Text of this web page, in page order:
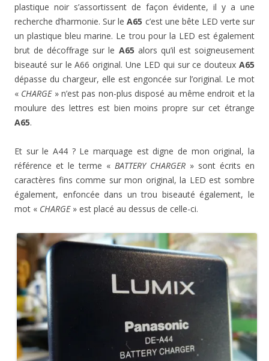
plastique noir s’assortissent de façon évidente, il y a une
recherche d’harmonie. Sur leA65 c’est une bête LED verte sur
un plastique bleu marine. Le trou pour la LED est également
brut de décoffrage sur le A65 alors qu’il est soigneusement
biseauté sur le A66 original. Une LED qui sur ce douteux A65
dépasse du chargeur, elle est engoncée sur l’original. Le mot
« CHARGE» n’est pas non-plus disposé au même endroit et la
moulure des lettres est bien moins propre sur cet étrange
A65.
Et sur le A44 ? Le marquage est digne de mon original, la
référence et le terme « BATTERY CHARGER » sont écrits en
caractères fins comme sur mon original, la LED est sombre
également, enfoncée dans un trou biseauté également, le
mot « CHARGE» est placé au dessus de celle-ci.